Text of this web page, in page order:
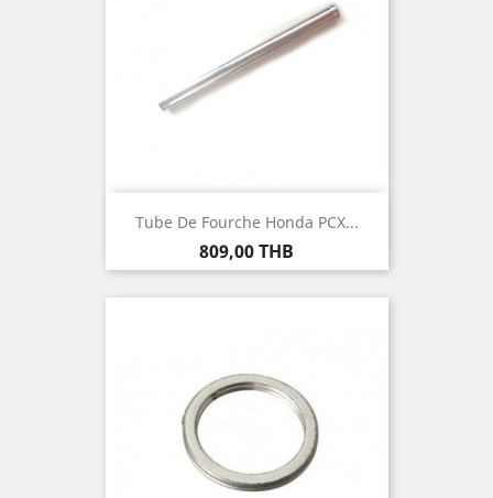
Tube De Fourche Honda PCX...
Prix
809,00 THB